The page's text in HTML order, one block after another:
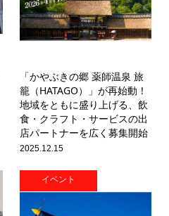
「かやぶきの郷 薬師温泉 旅
籠（HATAGO）」が再始動！
地域をともに盛り上げる、飲
食・クラフト・サービスの出
店パートナーを広く募集開始
2025.12.15
イベント